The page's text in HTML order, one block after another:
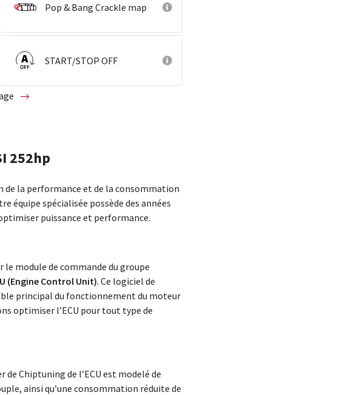
Pop & Bang Crackle map
START/STOP OFF
252hp
la performance et de la consommation
équipe spécialisée possède des années
puissance et performance.
module de commande du groupe
(Engine Control Unit). Ce logiciel de
principal du fonctionnement du moteur
optimiser l’ECU pour tout type de
de Chiptuning de l’ECU est modelé de
ainsi qu’une consommation réduite de